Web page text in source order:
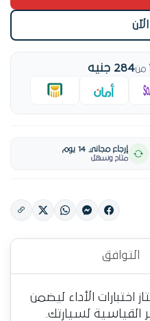
من284 جنيه
إرجاع مجاني 14 يوم
متاح وسهل
التوافق
اختبارات الأداء ليضمن
القياسية لسيارتك.